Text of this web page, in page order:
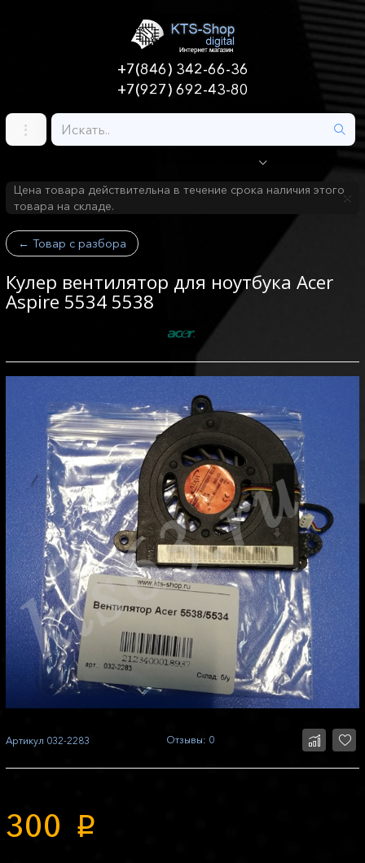
+7(846) 342-66-36
+7(927) 692-43-80
Цена товара действительна в течение срока наличия этого
товара на складе.
← Товар с разбора
Кулер вентилятор для ноутбука Acer
Aspire 5534 5538
Артикул 032-2283 Отзывы: 0
300 p